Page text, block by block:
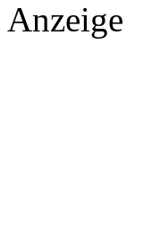
Anzeige